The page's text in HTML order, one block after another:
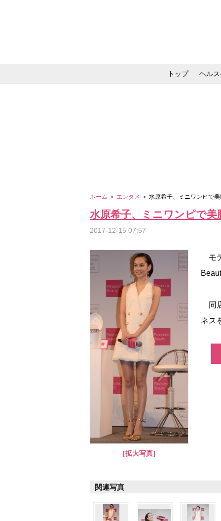
トップ ヘル
ホーム ＞ エンタメ ＞ 水原希子、ミニワンピで
水原希子、ミニワンピで
2017-12-15 07:57
[拡大写真]
モ
同
ネス
関連写真